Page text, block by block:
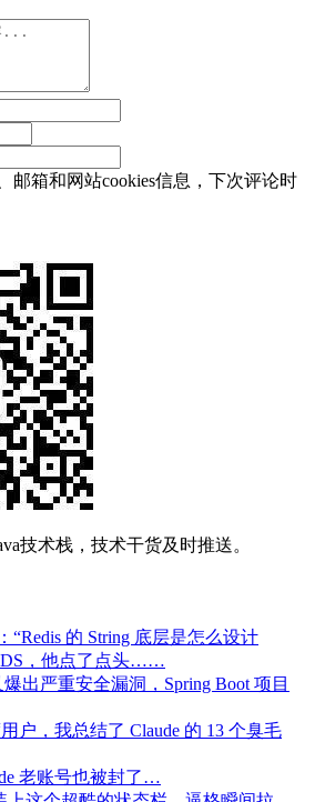
邮箱和网站cookies信息，下次评论时
技术栈，技术干货及时推送。
“Redis 的 String 底层是怎么设计
，他点了点头……
爆出严重安全漏洞，Spring Boot 项目
户，我总结了 Claude 的 13 个臭毛
老账号也被封了…